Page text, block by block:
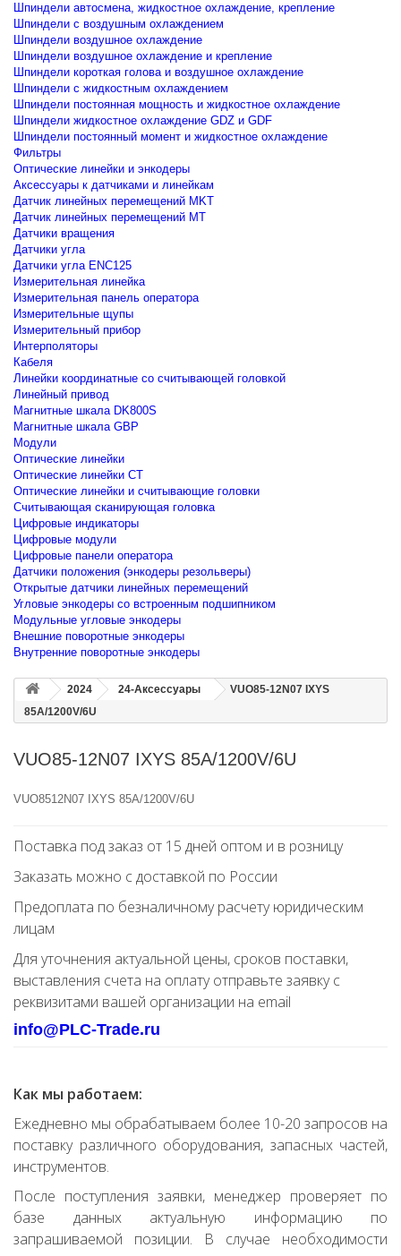
Шпиндели автосмена, жидкостное охлаждение, крепление
Шпиндели с воздушным охлаждением
Шпиндели воздушное охлаждение
Шпиндели воздушное охлаждение и крепление
Шпиндели короткая голова и воздушное охлаждение
Шпиндели с жидкостным охлаждением
Шпиндели постоянная мощность и жидкостное охлаждение
Шпиндели жидкостное охлаждение GDZ и GDF
Шпиндели постоянный момент и жидкостное охлаждение
Фильтры
Оптические линейки и энкодеры
Аксессуары к датчиками и линейкам
Датчик линейных перемещений MKT
Датчик линейных перемещений MT
Датчики вращения
Датчики угла
Датчики угла ENC125
Измерительная линейка
Измерительная панель оператора
Измерительные щупы
Измерительный прибор
Интерполяторы
Кабеля
Линейки координатные со считывающей головкой
Линейный привод
Магнитные шкала DK800S
Магнитные шкала GBP
Модули
Оптические линейки
Оптические линейки CT
Оптические линейки и считывающие головки
Считывающая сканирующая головка
Цифровые индикаторы
Цифровые модули
Цифровые панели оператора
Датчики положения (энкодеры резольверы)
Открытые датчики линейных перемещений
Угловые энкодеры со встроенным подшипником
Модульные угловые энкодеры
Внешние поворотные энкодеры
Внутренние поворотные энкодеры
2024 24-Аксессуары
VUO85-12N07 IXYS
85A/1200V/6U
VUO85-12N07 IXYS 85A/1200V/6U
VUO8512N07 IXYS 85A/1200V/6U
Поставка под заказ от 15 дней оптом и в розницу
Заказать можно с доставкой по России
Предоплата по безналичному расчету юридическим
лицам
Для уточнения актуальной цены, сроков поставки,
выставления счета на оплату отправьте заявку с
реквизитами вашей организации на email
info@PLC-Trade.ru
Как мы работаем:
Ежедневно мы обрабатываем более 10-20 запросов на
поставку различного оборудования, запасных частей,
инструментов.
После поступления заявки, менеджер проверяет по
базе данных актуальную информацию по
запрашиваемой позиции. В случае необходимости